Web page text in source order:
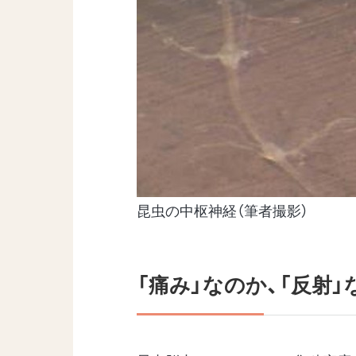
昆虫の中枢神経（筆者撮影）
「痛み」なのか、「反射